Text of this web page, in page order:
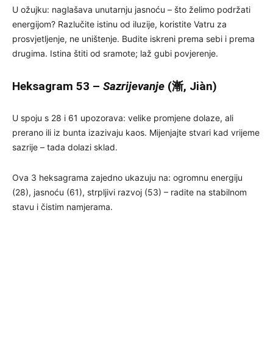
U ožujku: naglašava unutarnju jasnoću – što želimo podržati
energijom? Razlučite istinu od iluzije, koristite Vatru za
prosvjetljenje, ne uništenje. Budite iskreni prema sebi i prema
drugima. Istina štiti od sramote; laž gubi povjerenje.
Heksagram 53 – Sazrijevanje (漸, Jiàn)
U spoju s 28 i 61 upozorava: velike promjene dolaze, ali
prerano ili iz bunta izazivaju kaos. Mijenjajte stvari kad vrijeme
sazrije – tada dolazi sklad.
Ova 3 heksagrama zajedno ukazuju na: ogromnu energiju
(28), jasnoću (61), strpljivi razvoj (53) – radite na stabilnom
stavu i čistim namjerama.